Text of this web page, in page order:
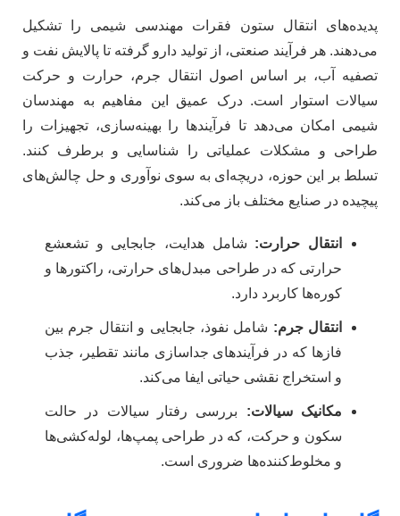
پدیده‌های انتقال ستون فقرات مهندسی شیمی را تشکیل
می‌دهند. هر فرآیند صنعتی، از تولید دارو گرفته تا پالایش نفت و
تصفیه آب، بر اساس اصول انتقال جرم، حرارت و حرکت
سیالات استوار است. درک عمیق این مفاهیم به مهندسان
شیمی امکان می‌دهد تا فرآیندها را بهینه‌سازی، تجهیزات را
طراحی و مشکلات عملیاتی را شناسایی و برطرف کنند.
تسلط بر این حوزه، دریچه‌ای به سوی نوآوری و حل چالش‌های
پیچیده در صنایع مختلف باز می‌کند.
انتقال حرارت: شامل هدایت، جابجایی و تشعشع
حرارتی که در طراحی مبدل‌های حرارتی، راکتورها و
کوره‌ها کاربرد دارد.
انتقال جرم: شامل نفوذ، جابجایی و انتقال جرم بین
فازها که در فرآیندهای جداسازی مانند تقطیر، جذب
و استخراج نقشی حیاتی ایفا می‌کند.
مکانیک سیالات: بررسی رفتار سیالات در حالت
سکون و حرکت، که در طراحی پمپ‌ها، لوله‌کشی‌ها
و مخلوط‌کننده‌ها ضروری است.